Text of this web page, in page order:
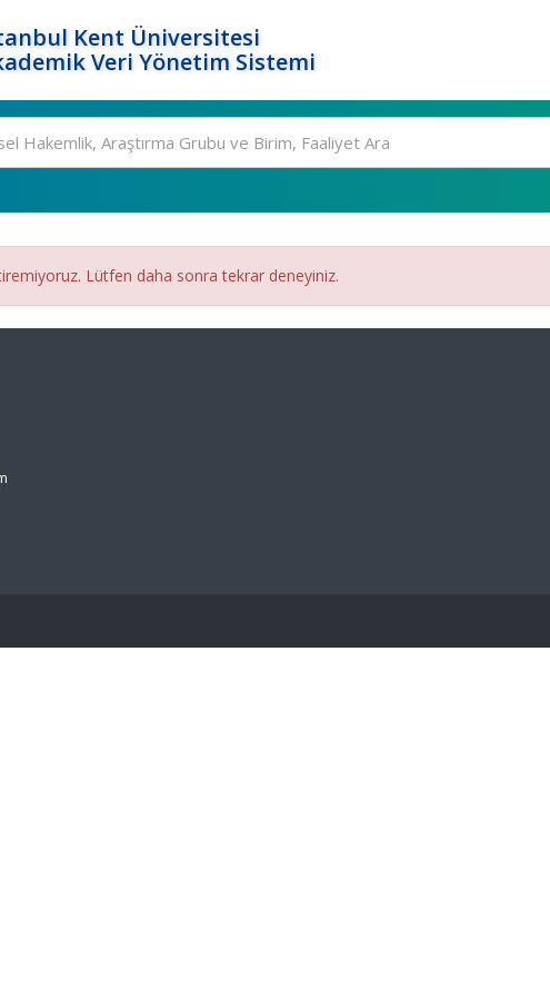
Kent Üniversitesi
Veri Yönetim Sistemi
Lütfen daha sonra tekrar deneyiniz.